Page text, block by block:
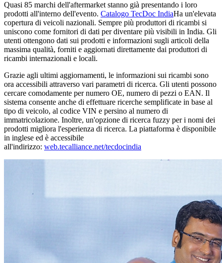
Quasi 85 marchi dell'aftermarket stanno già presentando i loro
prodotti all'interno dell'evento. Catalogo TecDoc IndiaHa un'elevata
copertura di veicoli nazionali. Sempre più produttori di ricambi si
uniscono come fornitori di dati per diventare più visibili in India. Gli
utenti ottengono dati sui prodotti e informazioni sugli articoli della
massima qualità, forniti e aggiornati direttamente dai produttori di
ricambi internazionali e locali.
Grazie agli ultimi aggiornamenti, le informazioni sui ricambi sono
ora accessibili attraverso vari parametri di ricerca. Gli utenti possono
cercare comodamente per numero OE, numero di pezzi o EAN. Il
sistema consente anche di effettuare ricerche semplificate in base al
tipo di veicolo, al codice VIN e persino al numero di
immatricolazione. Inoltre, un'opzione di ricerca fuzzy per i nomi dei
prodotti migliora l'esperienza di ricerca. La piattaforma è disponibile
in inglese ed è accessibile
all'indirizzo: web.tecalliance.net/tecdocindia